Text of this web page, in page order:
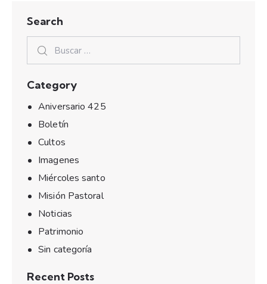
Search
Category
Aniversario 425
Boletín
Cultos
Imagenes
Miércoles santo
Misión Pastoral
Noticias
Patrimonio
Sin categoría
Recent Posts